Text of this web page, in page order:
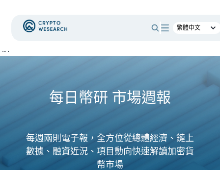
404
每日幣研 市場週報
每週兩則電子報，全方位從總體經濟、鏈上
數據、融資近況、項目動向快速解讀加密貨
幣市場